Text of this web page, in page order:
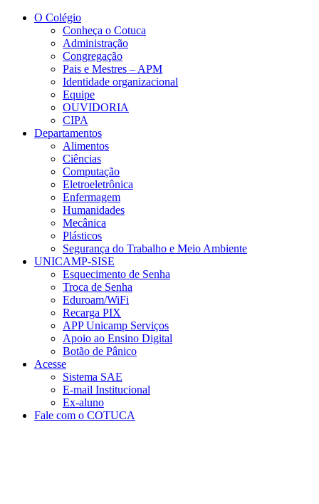
Conteúdo principal
O Colégio
Conheça o Cotuca
Administração
Congregação
Pais e Mestres – APM
Identidade organizacional
Equipe
OUVIDORIA
CIPA
Departamentos
Alimentos
Ciências
Computação
Eletroeletrônica
Enfermagem
Humanidades
Mecânica
Plásticos
Segurança do Trabalho e Meio Ambiente
UNICAMP-SISE
Esquecimento de Senha
Troca de Senha
Eduroam/WiFi
Recarga PIX
APP Unicamp Serviços
Apoio ao Ensino Digital
Botão de Pânico
Acesse
Sistema SAE
E-mail Institucional
Ex-aluno
Fale com o COTUCA